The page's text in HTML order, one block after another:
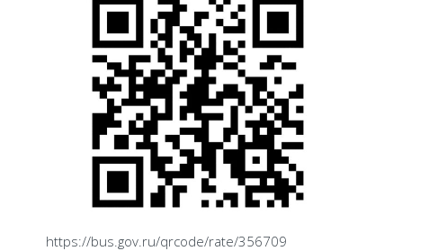
https://bus.gov.ru/qrcode/rate/356709